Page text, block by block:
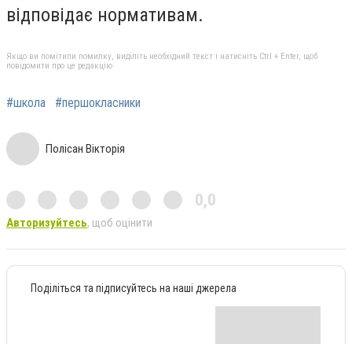
відповідає нормативам.
Якщо ви помітили помилку, виділіть необхідний текст і натисніть Ctrl + Enter, щоб
повідомити про це редакцію
#школа #першокласники
Полісан Вікторія
0,0
Авторизуйтесь, щоб оцінити
Поділіться та підписуйтесь на наші джерела